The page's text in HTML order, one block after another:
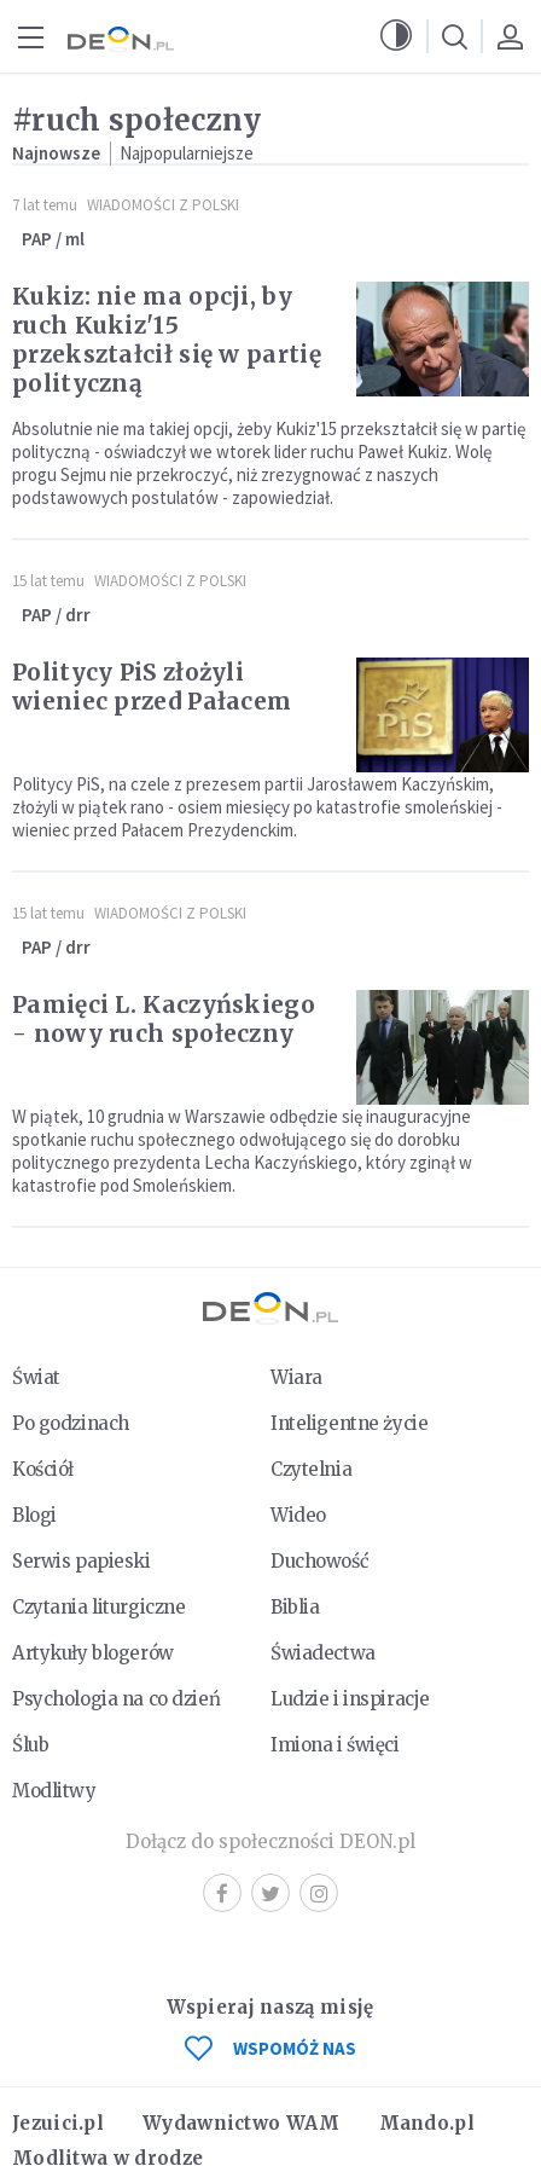
#ruch społeczny
Najnowsze Najpopularniejsze
7 lat temu WIADOMOŚCI Z POLSKI
PAP / ml
Kukiz: nie ma opcji, by
ruch Kukiz'15
przekształcił się w partię
polityczną
Absolutnie nie ma takiej opcji, żeby Kukiz'15 przekształcił się w partię
polityczną - oświadczył we wtorek lider ruchu Paweł Kukiz. Wolę
progu Sejmu nie przekroczyć, niż zrezygnować z naszych
podstawowych postulatów - zapowiedział.
15 lat temu WIADOMOŚCI Z POLSKI
PAP / drr
Politycy PiS złożyli
wieniec przed Pałacem
Politycy PiS, na czele z prezesem partii Jarosławem Kaczyńskim,
złożyli w piątek rano - osiem miesięcy po katastrofie smoleńskiej -
wieniec przed Pałacem Prezydenckim.
15 lat temu WIADOMOŚCI Z POLSKI
PAP / drr
Pamięci L. Kaczyńskiego
- nowy ruch społeczny
W piątek, 10 grudnia w Warszawie odbędzie się inauguracyjne
spotkanie ruchu społecznego odwołującego się do dorobku
politycznego prezydenta Lecha Kaczyńskiego, który zginął w
katastrofie pod Smoleńskiem.
Świat
Wiara
Po godzinach
Inteligentne życie
Kościół
Czytelnia
Blogi
Wideo
Serwis papieski
Duchowość
Czytania liturgiczne
Biblia
Artykuły blogerów
Świadectwa
Psychologia na co dzień
Ludzie i inspiracje
Ślub
Imiona i święci
Modlitwy
Dołącz do społeczności DEON.pl
Jezuici.pl Wydawnictwo WAM
Mando.pl
Modlitwa w drodze
Wspieraj naszą misję
WSPOMÓŻ NAS